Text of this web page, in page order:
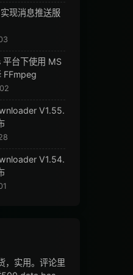
现消息推送服
台下使用 MS
FFmpeg
V1.55.
V1.54.
，实用。评论里